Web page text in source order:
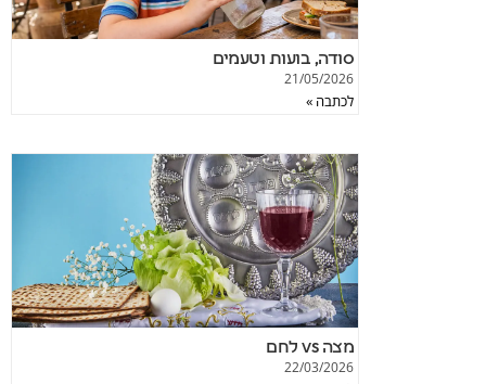
סודה, בועות וטעמים
21/05/2026
לכתבה »
מצה vs לחם
22/03/2026